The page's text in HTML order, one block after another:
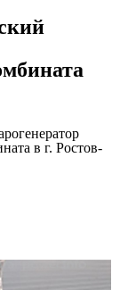
в г. Ростов-